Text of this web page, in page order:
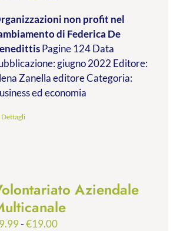
prezzo:
da
€9.99
a
€17.00
non profit nel
di Federica De
Pagine 124 Data
giugno 2022 Editore:
Zanella editore Categoria:
ed economia
Dettagli
Aziendale
9.99-€19.00Fascia